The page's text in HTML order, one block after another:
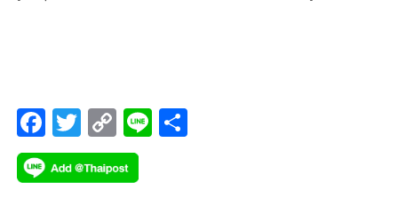
F
ac
e
T
wi
tt
C
o
p
Li